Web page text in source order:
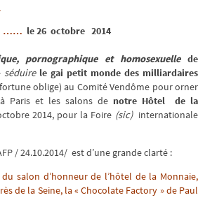
…… le 26 octobre 2014
pornographique et homosexuellede
séduire le gai petit monde des milliardaires
oblige) au Comité Vendôme pour orner
à Paris et les salons de notre Hôtel de la
2014, pour la Foire (sic) internationale
/ 24.10.2014/ est d’une grande clarté :
salon d’honneur de l’hôtel de la Monnaie,
de la Seine, la « Chocolate Factory » de Paul